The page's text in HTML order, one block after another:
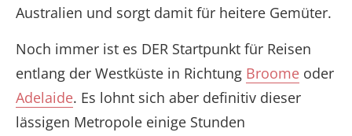
Australien und sorgt damit für heitere Gemüter.
Noch immer ist es DER Startpunkt für Reisen
entlang der Westküste in Richtung Broome oder
Adelaide. Es lohnt sich aber definitiv dieser
lässigen Metropole einige Stunden